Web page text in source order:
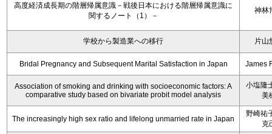
高度経済成長期の階層帰属意識－戦後日本における階層帰属意識に
関するノート（1）－
神林
学校から製造業への移行 片山
Bridal Pregnancy and Subsequent Marital Satisfaction in Japan James
Association of smoking and drinking with socioeconomic factors: A
comparative study based on bivariate probit model analysis
小塩隆
美
The increasingly high sex ratio and lifelong unmarried rate in Japan
野崎祐
克